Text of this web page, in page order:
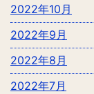
2022年10月
2022年9月
2022年8月
2022年7月